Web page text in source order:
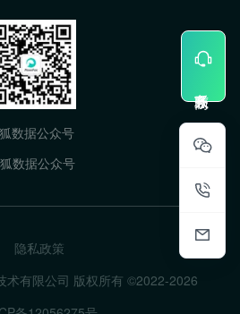
数据公众号
数据公众号
隐私政策
术有限公司 版权所有 ©2022-2026